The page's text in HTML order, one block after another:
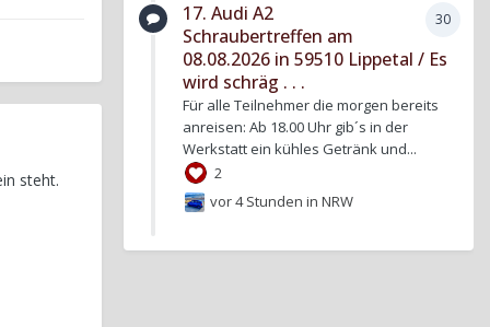
steht.
30
17. Audi A2
Schraubertreffen am
08.08.2026 in 59510 Lippetal / Es
wird schräg . . .
Für alle Teilnehmer die morgen bereits
anreisen: Ab 18.00 Uhr gib´s in der
Werkstatt ein kühles Getränk und...
2
vor 4 Stunden inNRW